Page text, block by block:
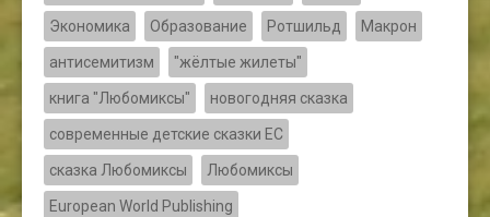
Экономика Образование Ротшильд Макрон
антисемитизм "жёлтые жилеты"
книга "Любомиксы" новогодняя сказка
современные детские сказки ЕС
сказка Любомиксы Любомиксы
European World Publishing